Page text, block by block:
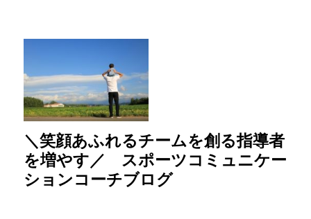
＼笑顔あふれるチームを創る指導者
を増やす／ スポーツコミュニケー
ションコーチブログ